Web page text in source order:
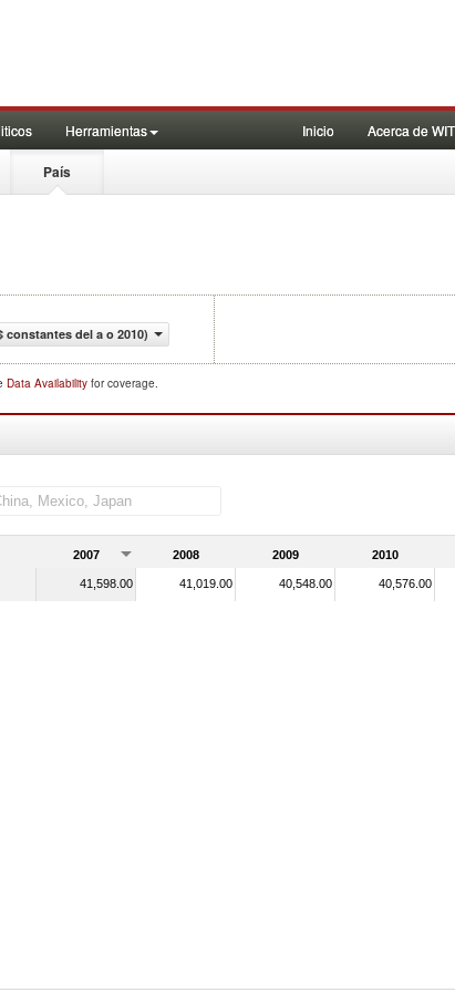
Herramientas Inicio Acerca de
País
constantes del a o 2010)
Data Availability for coverage.
2007 2008 2009 2010
41,598.00 41,019.00 40,548.00 40,576.00